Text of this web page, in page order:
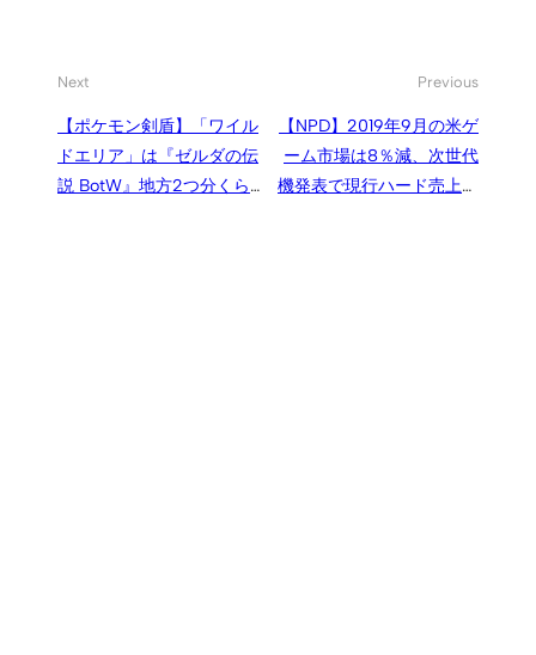
Next
【ポケモン剣盾】「ワイル
ドエリア」は『ゼルダの伝
説 BotW』地方2つ分くらい
Previous
【NPD】2019年9月の米ゲ
ーム市場は8％減、次世代
機発表で現行ハード売上が